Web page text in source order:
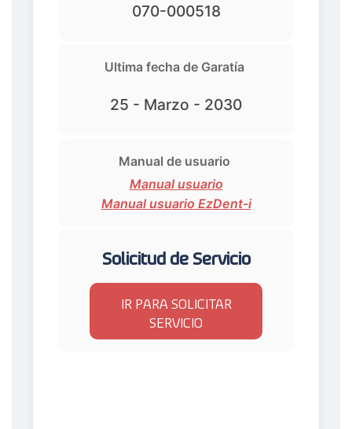
070-000518
Ultima fecha de Garatía
25 - Marzo - 2030
Manual de usuario
Manual usuario
Manual usuario EzDent-i
Solicitud de Servicio
IR PARA SOLICITAR
SERVICIO